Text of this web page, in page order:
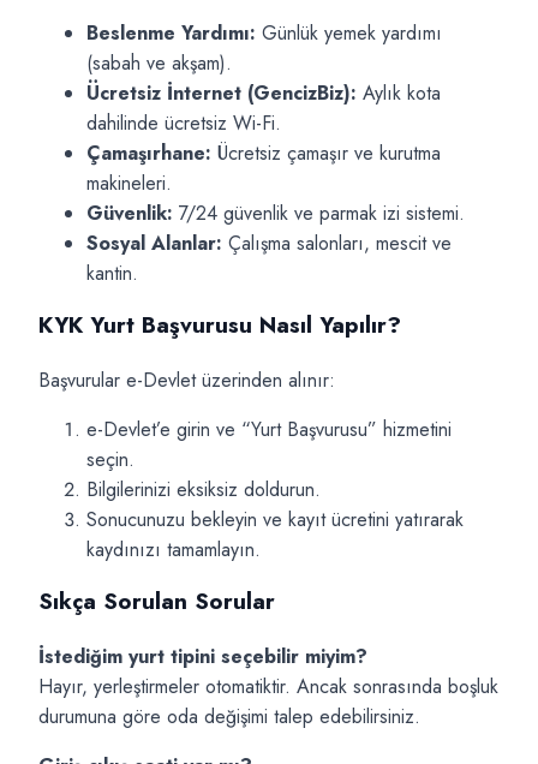
Beslenme Yardımı: Günlük yemek yardımı
(sabah ve akşam).
Ücretsiz İnternet (GencizBiz): Aylık kota
dahilinde ücretsiz Wi-Fi.
Çamaşırhane: Ücretsiz çamaşır ve kurutma
makineleri.
Güvenlik: 7/24 güvenlik ve parmak izi sistemi.
Sosyal Alanlar: Çalışma salonları, mescit ve
kantin.
KYK Yurt Başvurusu Nasıl Yapılır?
Başvurular e-Devlet üzerinden alınır:
e-Devlet’e girin ve “Yurt Başvurusu” hizmetini
seçin.
Bilgilerinizi eksiksiz doldurun.
Sonucunuzu bekleyin ve kayıt ücretini yatırarak
kaydınızı tamamlayın.
Sıkça Sorulan Sorular
İstediğim yurt tipini seçebilir miyim?
Hayır, yerleştirmeler otomatiktir. Ancak sonrasında boşluk
durumuna göre oda değişimi talep edebilirsiniz.